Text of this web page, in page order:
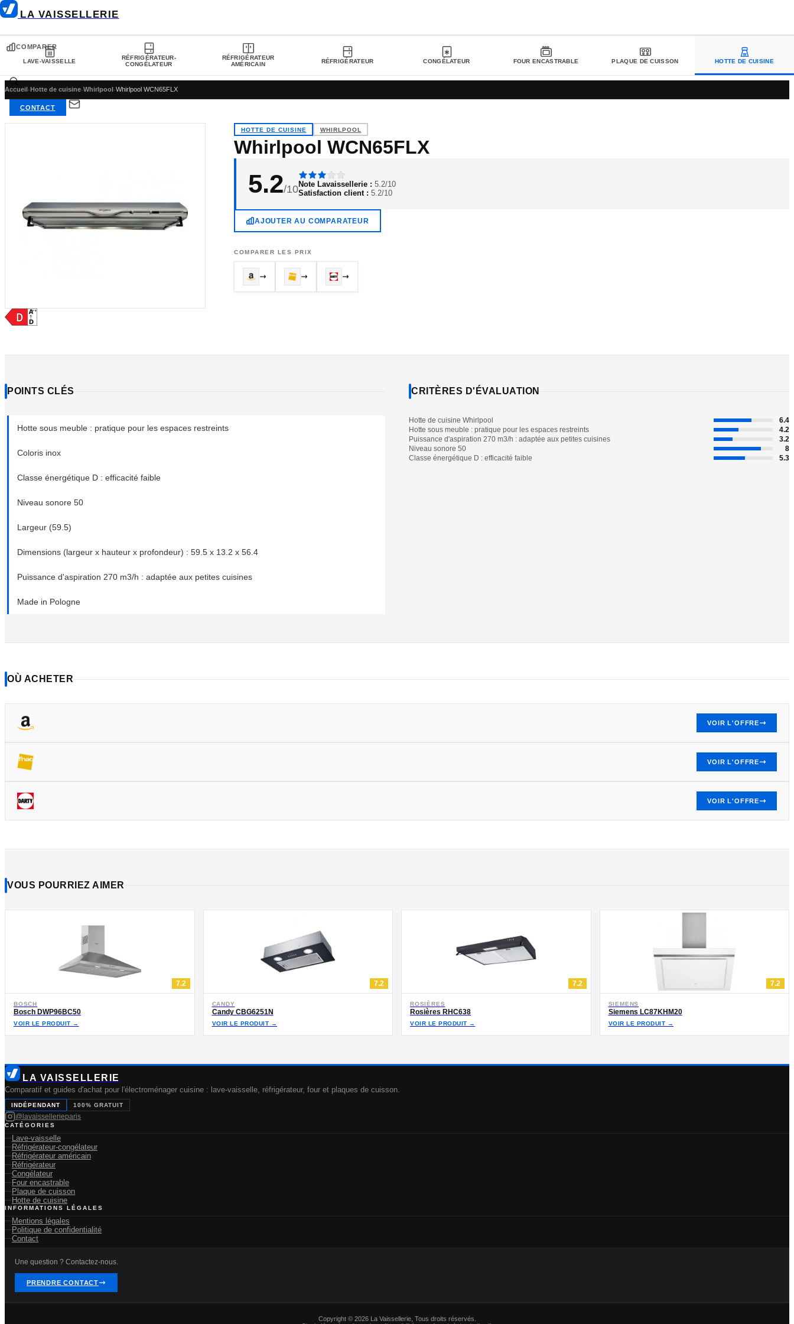
LA VAISSELLERIE
COMPARER
CONTACT
LAVE-VAISSELLE
RÉFRIGÉRATEUR-
CONGÉLATEUR
RÉFRIGÉRATEUR
AMÉRICAIN
RÉFRIGÉRATEUR CONGÉLATEUR FOUR ENCASTRABLE PLAQUE DE CUISSON HOTTE DE CUISINE
Accueil›Hotte de cuisine›Whirlpool›Whirlpool WCN65FLX
HOTTE DE CUISINE WHIRLPOOL
Whirlpool WCN65FLX
5.2/10Note Lavaissellerie : 5.2/10
Satisfaction client : 5.2/10
AJOUTER AU COMPARATEUR
COMPARER LES PRIX
POINTS CLÉS
Hotte sous meuble : pratique pour les espaces restreints
Coloris inox
Classe énergétique D : efficacité faible
Niveau sonore 50
Largeur (59.5)
Dimensions (largeur x hauteur x profondeur) : 59.5 x 13.2 x 56.4
Puissance d'aspiration 270 m3/h : adaptée aux petites cuisines
Made in Pologne
CRITÈRES D'ÉVALUATION
Hotte de cuisine Whirlpool
6.4
Hotte sous meuble : pratique pour les espaces restreints
4.2
Puissance d'aspiration 270 m3/h : adaptée aux petites cuisines
3.2
Niveau sonore 50
8
Classe énergétique D : efficacité faible
5.3
OÙ ACHETER
VOIR L'OFFRE
VOIR L'OFFRE
VOIR L'OFFRE
VOUS POURRIEZ AIMER
7.2
BOSCH
Bosch DWP96BC50
VOIR LE PRODUIT →
7.2
CANDY
Candy CBG6251N
VOIR LE PRODUIT →
7.2
ROSIÈRES
Rosières RHC638
VOIR LE PRODUIT →
7.2
SIEMENS
Siemens LC87KHM20
VOIR LE PRODUIT →
LA VAISSELLERIE
Comparatif et guides d'achat pour l'électroménager cuisine : lave-vaisselle, réfrigérateur, four et plaques de cuisson.
INDÉPENDANT 100% GRATUIT
@lavaissellerieparis
CATÉGORIES
Lave-vaisselle
Réfrigérateur-congélateur
Réfrigérateur américain
Réfrigérateur
Congélateur
Four encastrable
Plaque de cuisson
Hotte de cuisine
INFORMATIONS LÉGALES
Mentions légales
Politique de confidentialité
Contact
Une question ? Contactez-nous.
PRENDRE CONTACT
Copyright © 2026 La Vaissellerie, Tous droits réservés.